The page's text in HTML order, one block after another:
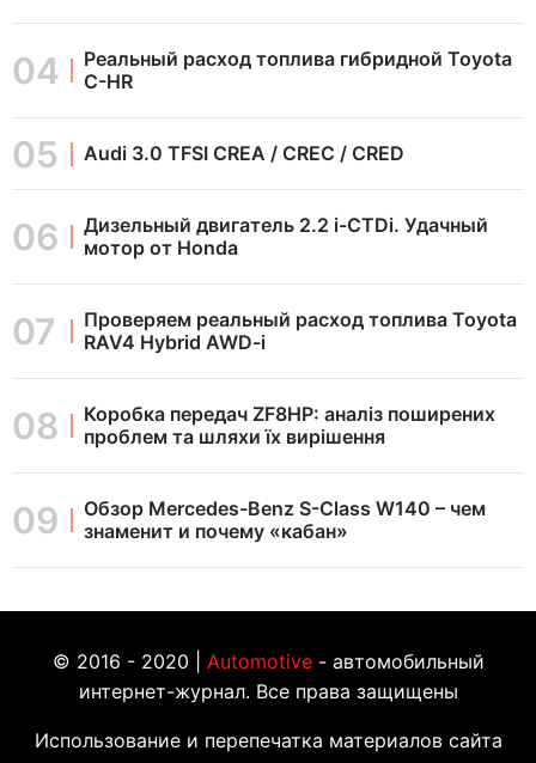
Реальный расход топлива гибридной Toyota
C-HR
Audi 3.0 TFSI CREA / CREC / CRED
Дизельный двигатель 2.2 i-CTDi. Удачный
мотор от Honda
Проверяем реальный расход топлива Toyota
RAV4 Hybrid AWD-i
Коробка передач ZF8HP: аналіз поширених
проблем та шляхи їх вирішення
Обзор Mercedes-Benz S-Class W140 – чем
знаменит и почему «кабан»
© 2016 - 2020 | Automotive- автомобильный
интернет-журнал. Все права защищены
Использование и перепечатка материалов сайта